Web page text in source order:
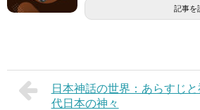
記事を
日本神話の世界：あらすじ
代日本の神々